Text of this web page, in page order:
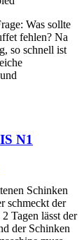
Was sollte
fehlen? Na
so schnell ist
N1
Schinken
schmeckt der
Tagen lässt der
der Schinken